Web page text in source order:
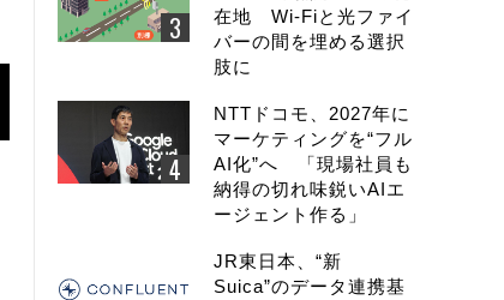
在地 Wi-Fiと光ファイ
バーの間を埋める選択
肢に
NTTドコモ、2027年に
マーケティングを“フル
AI化”へ 「現場社員も
納得の切れ味鋭いAIエ
ージェント作る」
JR東日本、“新
Suica”のデータ連携基